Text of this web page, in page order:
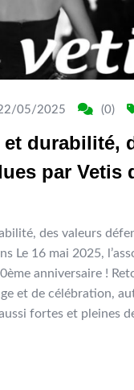
05/2025 (0)
durabilité,
par Vetis
des valeurs
Le 16 mai 2025,
anniversaire !
et de célébration,
fortes et pleines